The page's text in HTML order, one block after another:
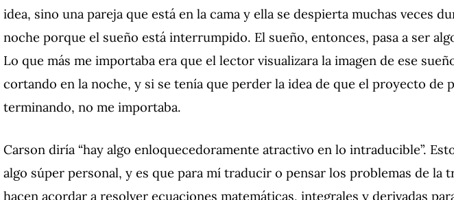
idea, sino una pareja que está en la cama y ella se despierta muchas veces
noche porque el sueño está interrumpido. El sueño, entonces, pasa a ser
Lo que más me importaba era que el lector visualizara la imagen de ese
cortando en la noche, y si se tenía que perder la idea de que el proyecto de
terminando, no me importaba.
Carson diría “hay algo enloquecedoramente atractivo en lo intraducible”.
algo súper personal, y es que para mí traducir o pensar los problemas de la
hacen acordar a resolver ecuaciones matemáticas, integrales y derivadas